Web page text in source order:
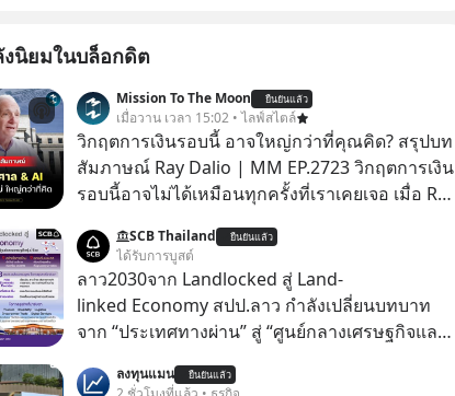
งนิยมในบล็อกดิต
Mission To The Moon ยืนยันแล้ว
เมื่อวาน เวลา 15:02 • ไลฟ์สไตล์
วิกฤตการเงินรอบนี้ อาจใหญ่กว่าที่คุณคิด? สรุปบท
สัมภาษณ์ Ray Dalio | MM EP.2723 วิกฤตการเงิน
รอบนี้อาจไม่ได้เหมือนทุกครั้งที่เราเคยเจอ เมื่อ Ray
ต่อหลายครั้ง ออกมาส่งสัญญาณเตือนระเบิดเวลา
ลูกใหม่ที่กำลังก่อตัวขึ้น จาก "ระเบิดหนี้สิน
มหาศาล" ผสานเข้ากับ "ฟองสบู่กระแส AI" ที่ผู้คน
กำลังแห่ไล่ราคาอย่างบ้าคลั่ง บทเรียนจาก
ประวัติศาสตร์ 500 ปี บอกอะไรเรา? ระเบียบโลก
กำลังจะเปลี่ยนมือไปในทิศทางไหน? และเราควร
SCB Thailand ยืนยันแล้ว
ได้รับการบูสต์
ลาว2030จาก Landlocked สู่ Land-
linked Economy สปป.ลาว กำลังเปลี่ยนบทบาท
จาก “ประเทศทางผ่าน” สู่ “ศูนย์กลางเศรษฐกิจและ
ลงทุนแมน ยืนยันแล้ว